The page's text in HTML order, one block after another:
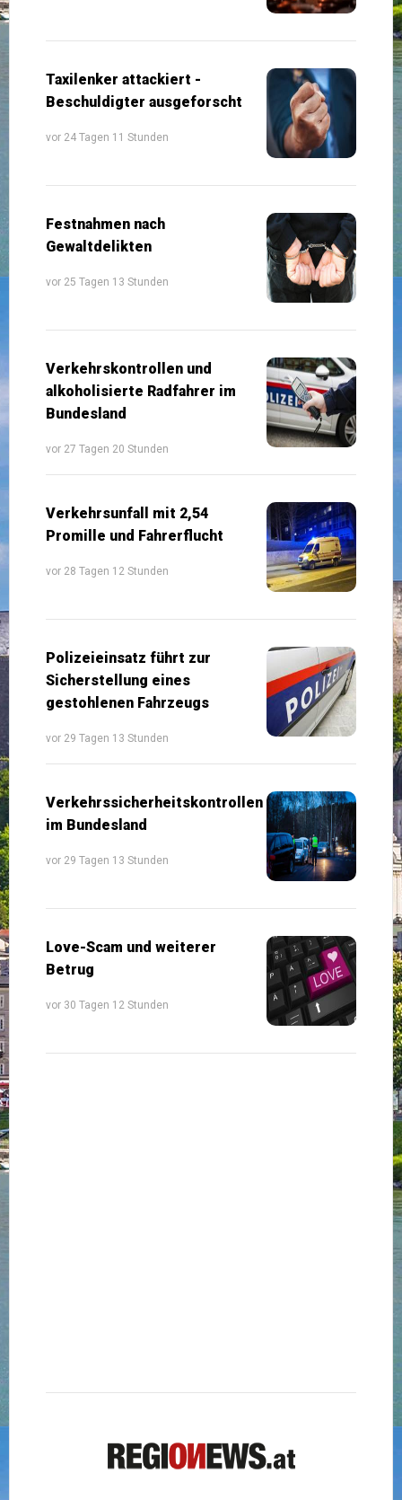
Taxilenker attackiert -
Beschuldigter ausgeforscht
vor 24 Tagen 11 Stunden
Festnahmen nach
Gewaltdelikten
vor 25 Tagen 13 Stunden
Verkehrskontrollen und
alkoholisierte Radfahrer im
Bundesland
vor 27 Tagen 20 Stunden
Verkehrsunfall mit 2,54
Promille und Fahrerflucht
vor 28 Tagen 12 Stunden
Polizeieinsatz führt zur
Sicherstellung eines
gestohlenen Fahrzeugs
vor 29 Tagen 13 Stunden
Verkehrssicherheitskontrollen
im Bundesland
vor 29 Tagen 13 Stunden
Love-Scam und weiterer
Betrug
vor 30 Tagen 12 Stunden